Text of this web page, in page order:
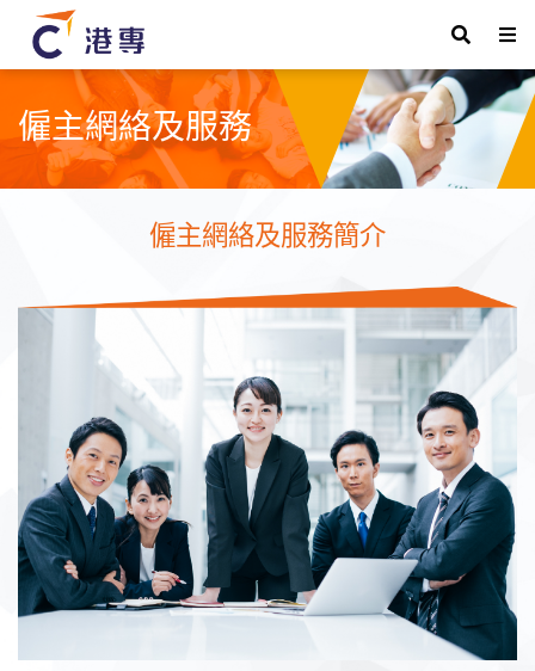
僱主網絡及服務
僱主網絡及服務簡介